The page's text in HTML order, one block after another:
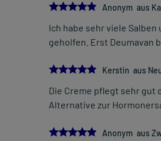
5.0
Anonym aus
Ich habe sehr viele
geholfen. Erst Deumavan
5.0
Kerstin aus
Die Creme pflegt sehr gut
Alternative zur
5.0
Anonym aus